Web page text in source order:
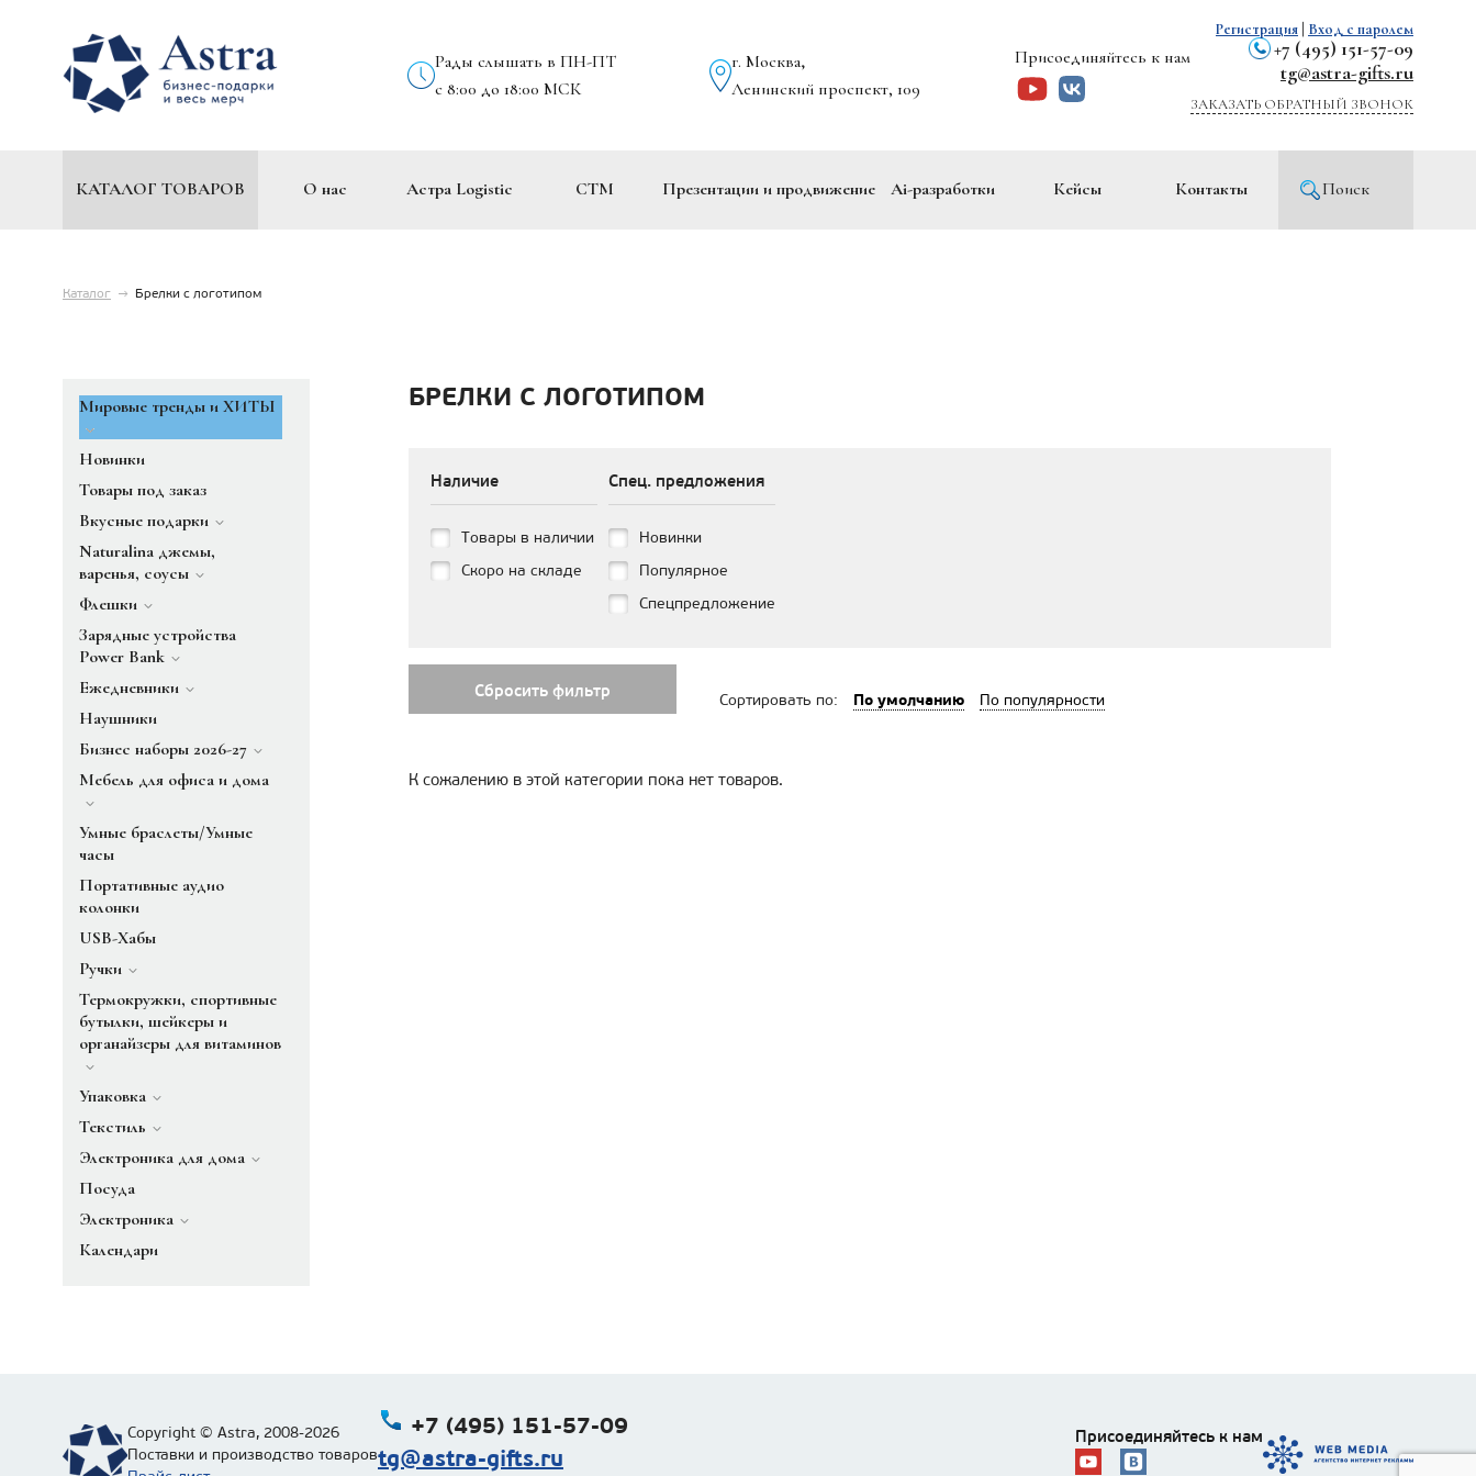
Рады слышать в ПН-ПТ
с 8:00 до 18:00 МСК
г. Москва,
Ленинский проспект, 109
Присоединяйтесь к нам
+7 (495) 151-57-09
tg@astra-gifts.ru
ЗАКАЗАТЬ ОБРАТНЫЙ ЗВОНОК
Регистрация Вход с паролем
КАТАЛОГ ТОВАРОВ О нас Астра Logistic СТМ Презентации и продвижение Ai-разработки Кейсы Контакты Поиск
Каталог → Брелки с логотипом
Мировые тренды и ХИТЫ
Новинки
Товары под заказ
Вкусные подарки
Naturalina джемы,
варенья, соусы
Флешки
Зарядные устройства
Power Bank
Ежедневники
Наушники
Бизнес наборы 2026-27
Мебель для офиса и дома
Умные браслеты/Умные
часы
Портативные аудио
колонки
USB-Хабы
Ручки
Термокружки, спортивные
бутылки, шейкеры и
органайзеры для витаминов
Упаковка
Текстиль
Электроника для дома
Посуда
Электроника
Календари
БРЕЛКИ С ЛОГОТИПОМ
Наличие
Товары в наличии
Скоро на складе
Спец. предложения
Новинки
Популярное
Спецпредложение
Сбросить фильтр Сортировать по: По умолчанию По популярности
К сожалению в этой категории пока нет товаров.
Copyright © Astra, 2008-2026
Поставки и производство товаров
+7 (495) 151-57-09
tg@astra-gifts.ru
Присоединяйтесь к нам